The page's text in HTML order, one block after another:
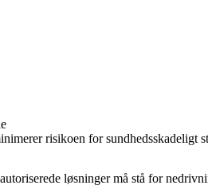
risikoen for sundhedsskadeligt
løsninger må stå for